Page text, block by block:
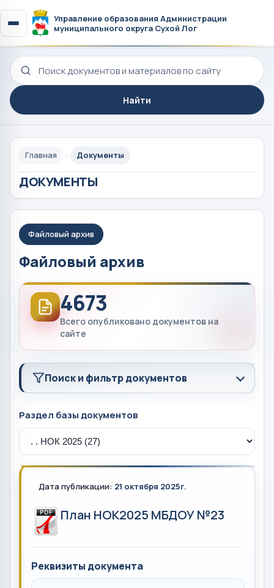
Управление образования Администрации
муниципального округа Сухой Лог
Поиск по сайту
Найти
Главная Документы
ДОКУМЕНТЫ
Файловый архив
Файловый архив
4673
Всего опубликовано документов на
сайте
Поиск и фильтр документов
Раздел базы документов
Дата публикации: 21 октября 2025г.
План НОК2025 МБДОУ №23
Реквизиты документа